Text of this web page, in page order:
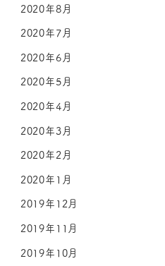
2020年8月
2020年7月
2020年6月
2020年5月
2020年4月
2020年3月
2020年2月
2020年1月
2019年12月
2019年11月
2019年10月